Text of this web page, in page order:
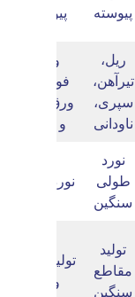
پیوسته
پیوسته
ریل،
تیرآهن،
سپری،
ناودانی
ورق
فولادی،
ورق گرم
و سرد
نورد
طولی
سنگین
نورد تخت
تولید
مقاطع
سنگین
تولید انواع
ورق